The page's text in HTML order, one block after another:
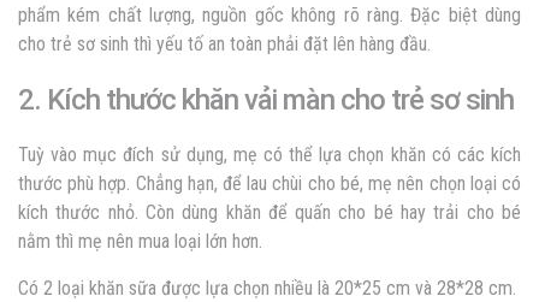
phẩm kém chất lượng, nguồn gốc không rõ ràng. Đặc biệt dùng
cho trẻ sơ sinh thì yếu tố an toàn phải đặt lên hàng đầu.
2. Kích thước khăn vải màn cho trẻ sơ sinh
Tuỳ vào mục đích sử dụng, mẹ có thể lựa chọn khăn có các kích
thước phù hợp. Chẳng hạn, để lau chùi cho bé, mẹ nên chọn loại có
kích thước nhỏ. Còn dùng khăn để quấn cho bé hay trải cho bé
nằm thì mẹ nên mua loại lớn hơn.
Có 2 loại khăn sữa được lựa chọn nhiều là 20*25 cm và 28*28 cm.